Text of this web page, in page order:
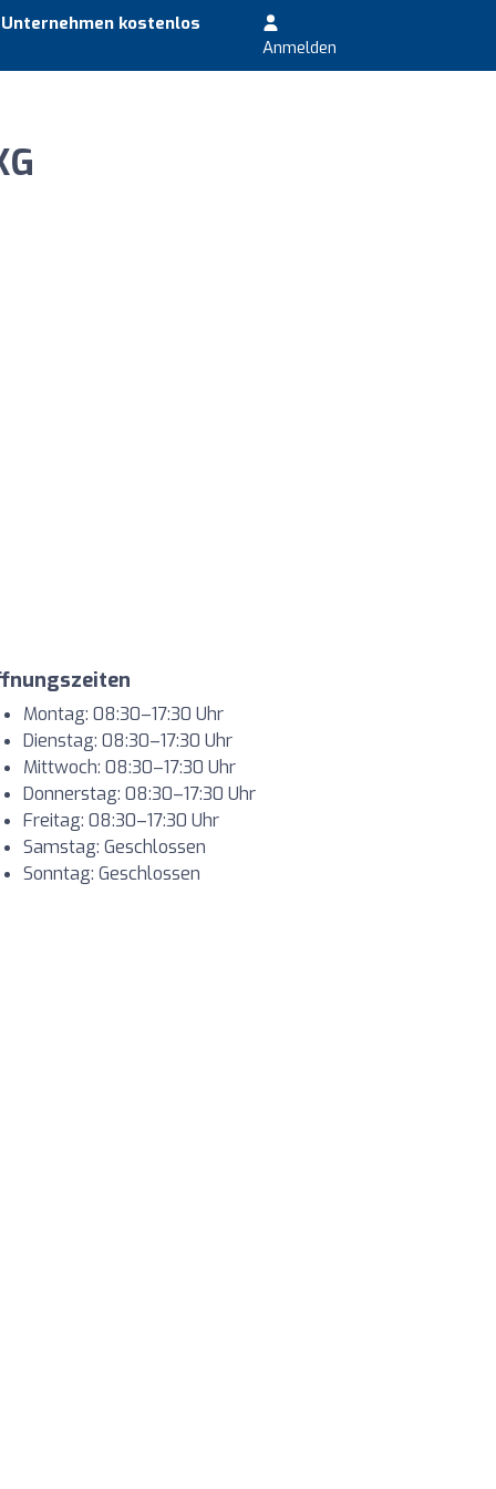
Unternehmen kostenlos
Anmelden
Montag: 08:30–17:30 Uhr
Dienstag: 08:30–17:30 Uhr
Mittwoch: 08:30–17:30 Uhr
Donnerstag: 08:30–17:30 Uhr
Freitag: 08:30–17:30 Uhr
Samstag: Geschlossen
Sonntag: Geschlossen